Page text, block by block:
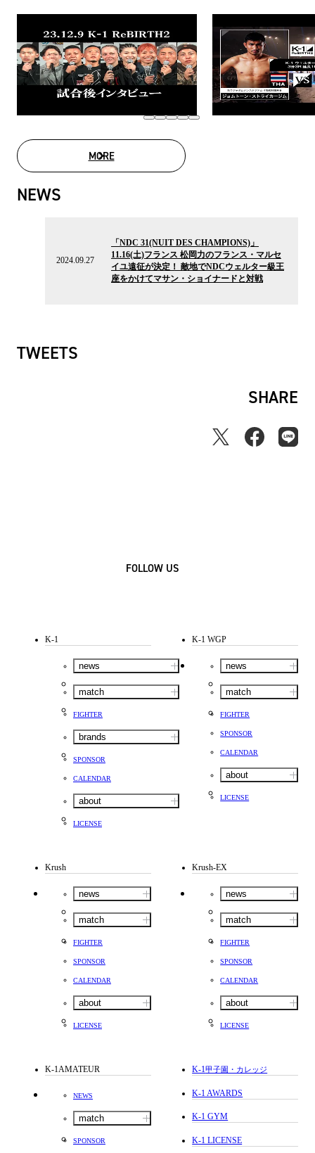
MOREMOVIE LIST
NEWS
2024.09.27
「NDC 31(NUIT DES CHAMPIONS)」
11.16(土)フランス 松岡力のフランス・マルセ
イユ遠征が決定！ 敵地でNDCウェルター級王
座をかけてマサン・ショイナードと対戦
TWEETS
SHARE
FOLLOW US
K-1
news
match
FIGHTER
brands
SPONSOR
CALENDAR
about
LICENSE
K-1 WGP
news
match
FIGHTER
SPONSOR
CALENDAR
about
LICENSE
Krush
news
match
FIGHTER
SPONSOR
CALENDAR
about
LICENSE
Krush-EX
news
match
FIGHTER
SPONSOR
CALENDAR
about
LICENSE
K-1AMATEUR
NEWS
match
SPONSOR
K-1甲子園・カレッジ
K-1 AWARDS
K-1 GYM
K-1 LICENSE